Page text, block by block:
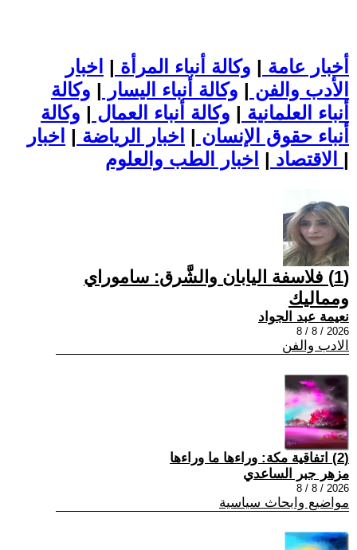
أخبار عامة | وكالة أنباء المرأة | اخبار
الأدب والفن | وكالة أنباء اليسار | وكالة
أنباء العلمانية | وكالة أنباء العمال | وكالة
أنباء حقوق الإنسان | اخبار الرياضة | اخبار
الاقتصاد | |
(1) فلاسفة اليابان والشَّرق: ساموراي
ومماليك
نعيمة عبد الجواد
2026 / 8 / 8
الادب والفن
(2) اتفاقية مكة: وراءها ما وراءها
مزهر جبر الساعدي
2026 / 8 / 8
مواضيع وابحاث سياسية